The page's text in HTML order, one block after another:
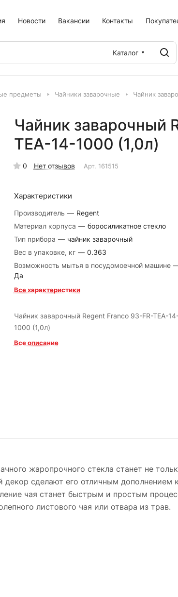
Новости Вакансии Контакты
Каталог
предметы Чайники заварочные Чайник
Чайник заварочный
TEA-14-1000 (1,0л)
0 Нет отзывов Арт. 161515
Характеристики
Производитель — Regent
Материал корпуса — боросиликатное стекло
Тип прибора — чайник заварочный
Вес в упаковке, кг — 0.363
Возможность мытья в посудомоечной машине
Да
Все характеристики
Чайник заварочный Regent Franco 93-FR-TEA-
1000 (1,0л)
Все описание
жаропрочного стекла станет не
сделают его отличным дополнением
чая станет быстрым и простым
листового чая или отвара из трав.